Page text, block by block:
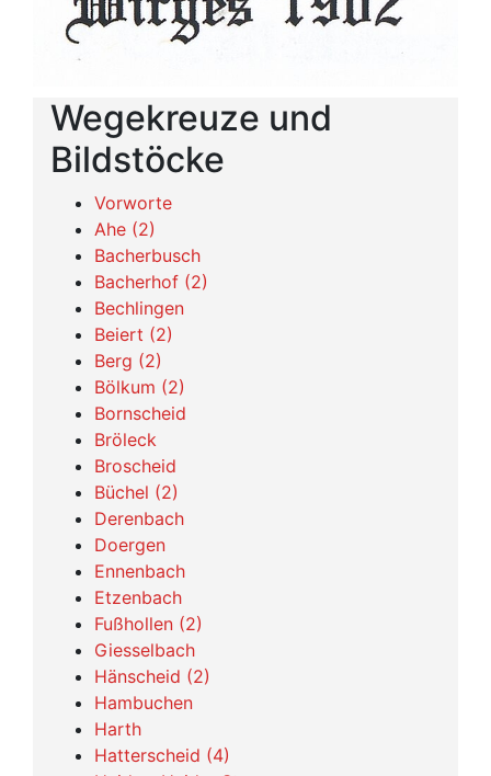
Wegekreuze und
Bildstöcke
Vorworte
Ahe (2)
Bacherbusch
Bacherhof (2)
Bechlingen
Beiert (2)
Berg (2)
Bölkum (2)
Bornscheid
Bröleck
Broscheid
Büchel (2)
Derenbach
Doergen
Ennenbach
Etzenbach
Fußhollen (2)
Giesselbach
Hänscheid (2)
Hambuchen
Harth
Hatterscheid (4)